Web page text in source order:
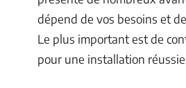
dépend de vos besoins et
Le plus important est de
pour une installation